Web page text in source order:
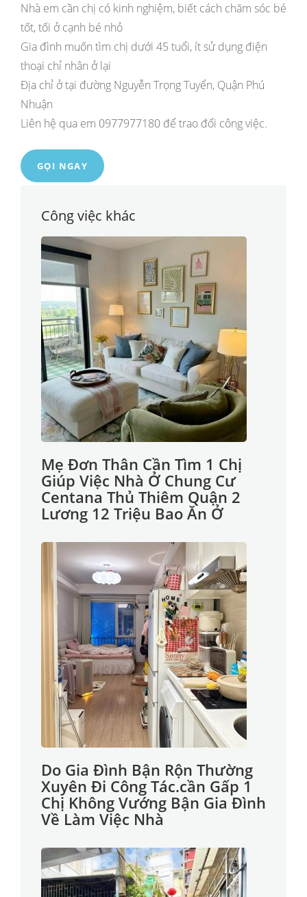
Nhà em cần chị có kinh nghiệm, biết cách chăm sóc bé
tốt, tối ở cạnh bé nhỏ
Gia đình muốn tìm chị dưới 45 tuổi, ít sử dụng điện
thoại chỉ nhân ở lại
Địa chỉ ở tại đường Nguyễn Trọng Tuyển, Quận Phú
Nhuận
Liên hệ qua em 0977977180 để trao đổi công việc.
GỌI NGAY
Công việc khác
Mẹ Đơn Thân Cần Tìm 1 Chị
Giúp Việc Nhà Ở Chung Cư
Centana Thủ Thiêm Quận 2
Lương 12 Triệu Bao Ăn Ở
Do Gia Đình Bận Rộn Thường
Xuyên Đi Công Tác.cần Gấp 1
Chị Không Vướng Bận Gia Đình
Về Làm Việc Nhà